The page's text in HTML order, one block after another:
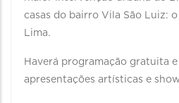
casas do bairro Vila São Luiz:
Lima.
Haverá programação gratuita
apresentações artísticas e